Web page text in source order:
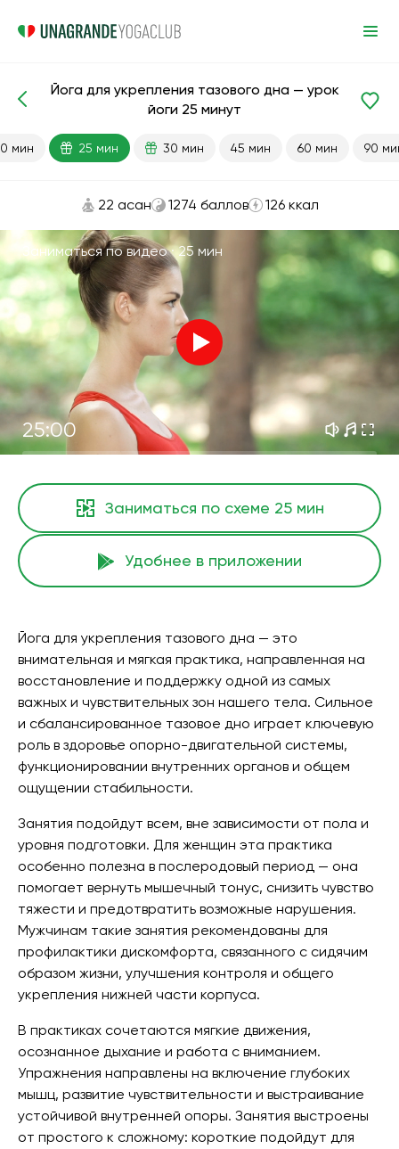
Таз
Йога для укрепления тазового дна — урок
йоги 25 минут
мин 25 мин 30 мин 45 мин 60 мин 90
22 асан 1274 баллов 126 ккал
Заниматься по видео ·25 мин
25:00
Заниматься по схеме 25 мин
Удобнее в приложении
Йога для укрепления тазового дна — это
внимательная и мягкая практика, направленная на
восстановление и поддержку одной из самых
важных и чувствительных зон нашего тела. Сильное
и сбалансированное тазовое дно играет ключевую
роль в здоровье опорно-двигательной системы,
функционировании внутренних органов и общем
ощущении стабильности.
Занятия подойдут всем, вне зависимости от пола и
уровня подготовки. Для женщин эта практика
особенно полезна в послеродовый период — она
помогает вернуть мышечный тонус, снизить чувство
тяжести и предотвратить возможные нарушения.
Мужчинам такие занятия рекомендованы для
профилактики дискомфорта, связанного с сидячим
образом жизни, улучшения контроля и общего
укрепления нижней части корпуса.
В практиках сочетаются мягкие движения,
осознанное дыхание и работа с вниманием.
Упражнения направлены на включение глубоких
мышц, развитие чувствительности и выстраивание
устойчивой внутренней опоры. Занятия выстроены
от простого к сложному: короткие подойдут для